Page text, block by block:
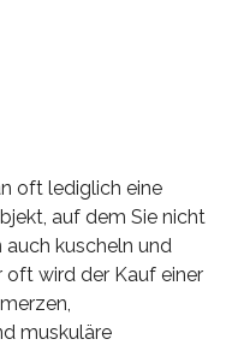
oft lediglich eine
auf dem Sie nicht
auch kuscheln und
oft wird der Kauf einer
muskuläre